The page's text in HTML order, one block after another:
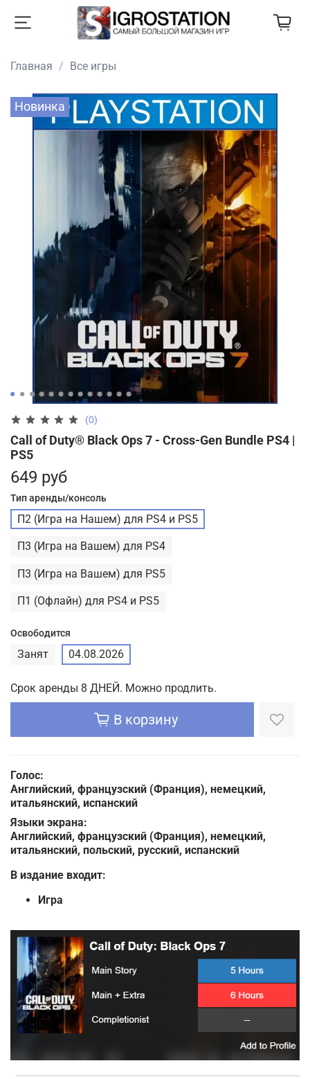
Главная Все игры
Новинка
(0)
Call of Duty® Black Ops 7 - Cross-Gen Bundle PS4 |
PS5
649 руб
Тип аренды/консоль
П2 (Игра на Нашем) для PS4 и PS5
П3 (Игра на Вашем) для PS4
П3 (Игра на Вашем) для PS5
П1 (Офлайн) для PS4 и PS5
Освободится
Занят 04.08.2026
Срок аренды 8 ДНЕЙ. Можно продлить.
В корзину
Голос:
Английский, французский (Франция), немецкий,
итальянский, испанский
Языки экрана:
Английский, французский (Франция), немецкий,
итальянский, польский, русский, испанский
В издание входит:
Игра